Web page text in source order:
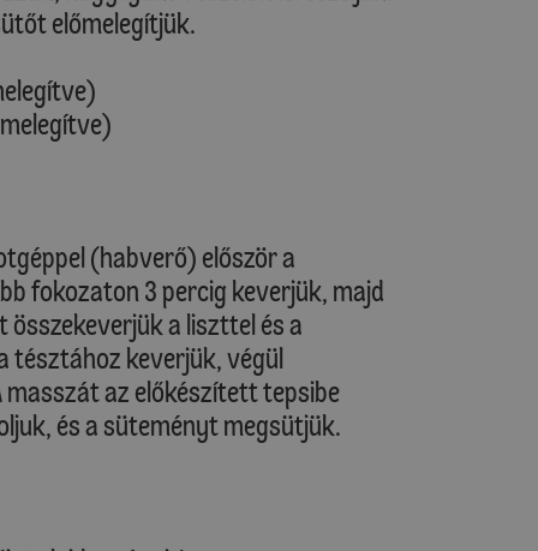
előmelegítjük.
(habverő) először a
fokozaton 3 percig keverjük, majd
a liszttel és a
tésztához keverjük, végül
az előkészített tepsibe
és a süteményt megsütjük.